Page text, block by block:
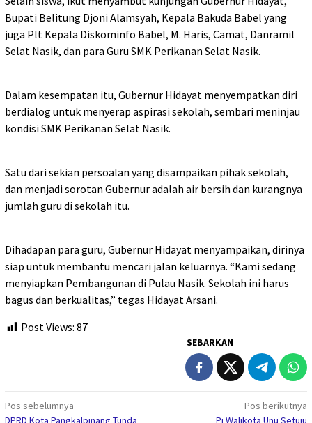
Bupati Belitung Djoni Alamsyah, Kepala Bakuda Babel yang
juga Plt Kepala Diskominfo Babel, M. Haris, Camat, Danramil
Selat Nasik, dan para Guru SMK Perikanan Selat Nasik.
Dalam kesempatan itu, Gubernur Hidayat menyempatkan diri
berdialog untuk menyerap aspirasi sekolah, sembari meninjau
kondisi SMK Perikanan Selat Nasik.
Satu dari sekian persoalan yang disampaikan pihak sekolah,
dan menjadi sorotan Gubernur adalah air bersih dan kurangnya
jumlah guru di sekolah itu.
Dihadapan para guru, Gubernur Hidayat menyampaikan, dirinya
siap untuk membantu mencari jalan keluarnya. “Kami sedang
menyiapkan Pembangunan di Pulau Nasik. Sekolah ini harus
bagus dan berkualitas,” tegas Hidayat Arsani.
Post Views: 87
SEBARKAN
Navigasi
Pos sebelumnya
Pos berikutnya